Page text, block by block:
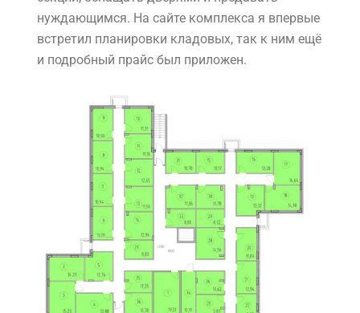
нуждающимся. На сайте комплекса я впервые
встретил планировки кладовых, так к ним ещё
и подробный прайс был приложен.